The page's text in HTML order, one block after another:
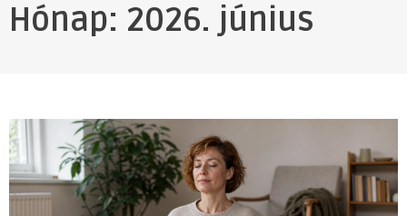
Hónap: 2026. június